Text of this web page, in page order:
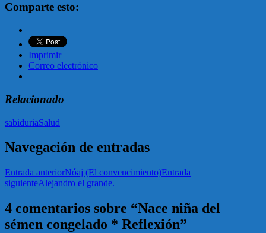
Comparte esto:
Imprimir
Correo electrónico
Relacionado
sabiduriaSalud
Navegación de entradas
Entrada anteriorNóaj (El convencimiento)Entrada
siguienteAlejandro el grande.
4 comentarios sobre “Nace niña del
sémen congelado * Reflexión”